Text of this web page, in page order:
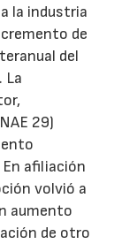
la industria
de
del
La
29)
afiliación
volvió a
aumento
de otro